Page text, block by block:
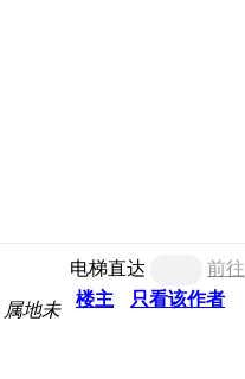
电梯直达
前往
楼主
只看该作者
属地未